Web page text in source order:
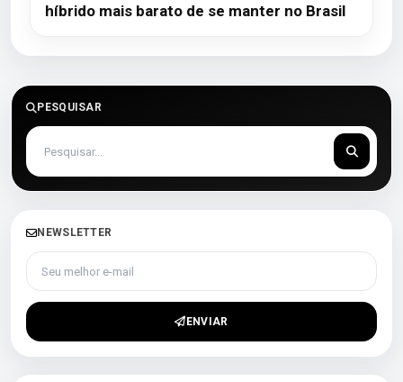
híbrido mais barato de se manter no Brasil
PESQUISAR
NEWSLETTER
Seu melhor e-mail
ENVIAR